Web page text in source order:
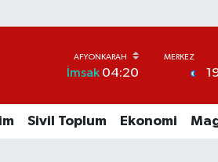
İmsak04:20
Sivil Toplum Ekonomi